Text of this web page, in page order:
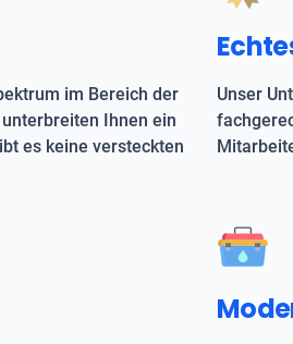
im Bereich der
Ihnen ein
es keine versteckten
Unser